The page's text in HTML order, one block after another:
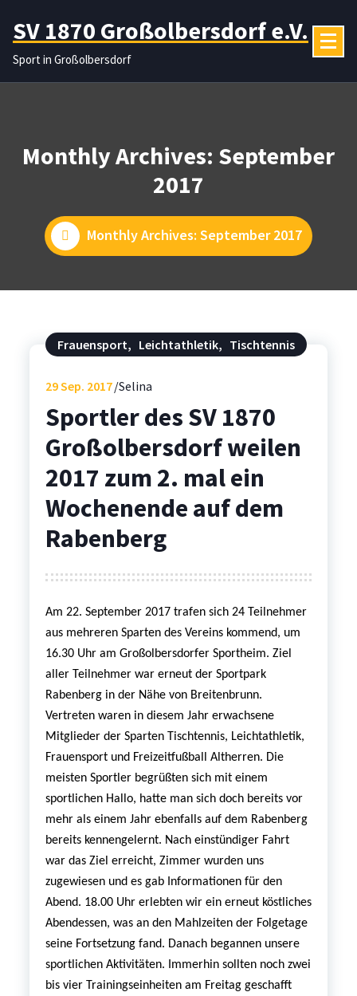
Inhalt
springen
SV 1870 Großolbersdorf e.V.
Sport in Großolbersdorf
Monthly Archives: September
2017
Monthly Archives: September 2017
Frauensport, Leichtathletik, Tischtennis
29Sep. 2017 Selina
Sportler des SV 1870
Großolbersdorf weilen
2017 zum 2. mal ein
Wochenende auf dem
Rabenberg
Am 22. September 2017 trafen sich 24 Teilnehmer
aus mehreren Sparten des Vereins kommend, um
16.30 Uhr am Großolbersdorfer Sportheim. Ziel
aller Teilnehmer war erneut der Sportpark
Rabenberg in der Nähe von Breitenbrunn.
Vertreten waren in diesem Jahr erwachsene
Mitglieder der Sparten Tischtennis, Leichtathletik,
Frauensport und Freizeitfußball Altherren. Die
meisten Sportler begrüßten sich mit einem
sportlichen Hallo, hatte man sich doch bereits vor
mehr als einem Jahr ebenfalls auf dem Rabenberg
bereits kennengelernt. Nach einstündiger Fahrt
war das Ziel erreicht, Zimmer wurden uns
zugewiesen und es gab Informationen für den
Abend. 18.00 Uhr erlebten wir ein erneut köstliches
Abendessen, was an den Mahlzeiten der Folgetage
seine Fortsetzung fand. Danach begannen unsere
sportlichen Aktivitäten. Immerhin sollten noch zwei
bis vier Trainingseinheiten am Freitag geschafft